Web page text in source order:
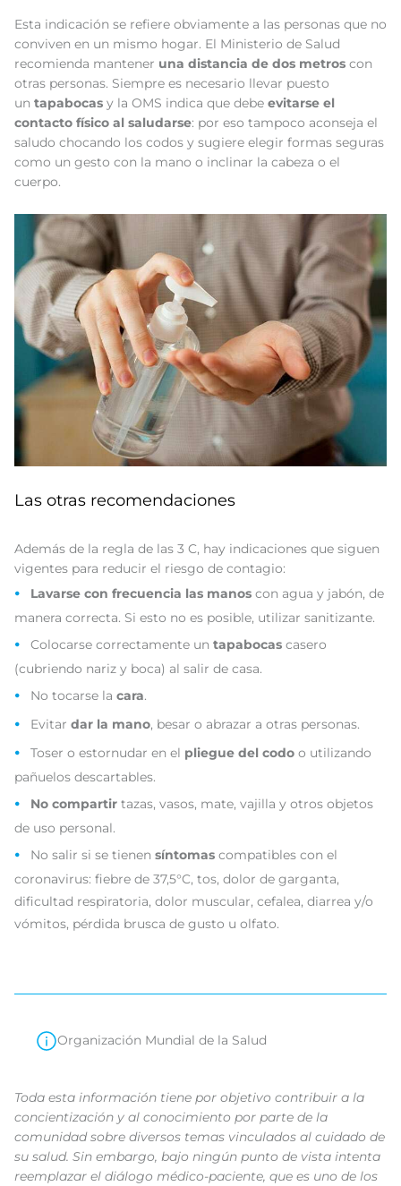
Esta indicación se refiere obviamente a las personas que no
conviven en un mismo hogar. El Ministerio de Salud
recomienda mantener una distancia de dos metros con
otras personas. Siempre es necesario llevar puesto
un tapabocas y la OMS indica que debe evitarse el
contacto físico al saludarse: por eso tampoco aconseja el
saludo chocando los codos y sugiere elegir formas seguras
como un gesto con la mano o inclinar la cabeza o el
cuerpo.
Las otras recomendaciones
Además de la regla de las 3 C, hay indicaciones que siguen
vigentes para reducir el riesgo de contagio:
Lavarse con frecuencia las manos con agua y jabón, de
manera correcta. Si esto no es posible, utilizar sanitizante.
Colocarse correctamente un tapabocas casero
(cubriendo nariz y boca) al salir de casa.
No tocarse la cara.
Evitar dar la mano, besar o abrazar a otras personas.
Toser o estornudar en el pliegue del codo o utilizando
pañuelos descartables.
No compartir tazas, vasos, mate, vajilla y otros objetos
de uso personal.
No salir si se tienen síntomas compatibles con el
coronavirus: fiebre de 37,5°C, tos, dolor de garganta,
dificultad respiratoria, dolor muscular, cefalea, diarrea y/o
vómitos, pérdida brusca de gusto u olfato.
Organización Mundial de la Salud
Toda esta información tiene por objetivo contribuir a la
concientización y al conocimiento por parte de la
comunidad sobre diversos temas vinculados al cuidado de
su salud. Sin embargo, bajo ningún punto de vista intenta
reemplazar el diálogo médico-paciente, que es uno de los